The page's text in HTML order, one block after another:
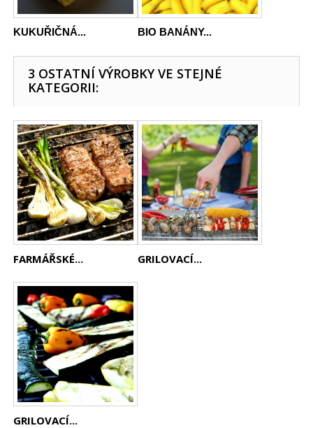
KUKUŘIČNÁ... BIO BANÁNY...
3 OSTATNÍ VÝROBKY VE STEJNÉ
KATEGORII:
FARMÁŘSKÉ... GRILOVACÍ...
GRILOVACÍ...